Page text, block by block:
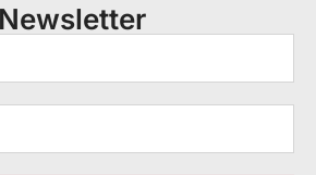
Newsletter